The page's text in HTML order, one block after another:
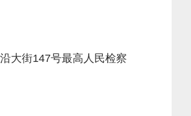
大街147号最高人民检察